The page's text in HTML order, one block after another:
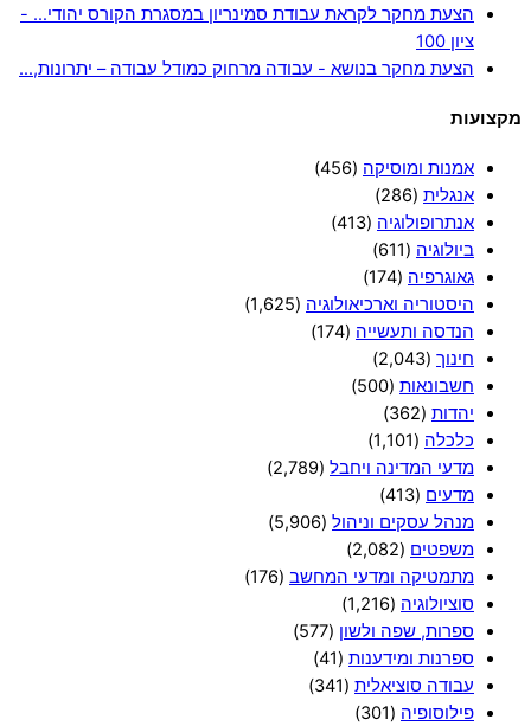
הצעת מחקר לקראת עבודת סמינריון במסגרת הקורס יהודי… -
ציון 100
הצעת מחקר בנושא - עבודה מרחוק כמודל עבודה – יתרונות,…
מקצועות
אמנות ומוסיקה (456)
אנגלית (286)
אנתרופולוגיה (413)
ביולוגיה (611)
גאוגרפיה (174)
היסטוריה וארכיאולוגיה (1,625)
הנדסה ותעשייה (174)
חינוך (2,043)
חשבונאות (500)
יהדות (362)
כלכלה (1,101)
מדעי המדינה ויחבל (2,789)
מדעים (413)
מנהל עסקים וניהול (5,906)
משפטים (2,082)
מתמטיקה ומדעי המחשב (176)
סוציולוגיה (1,216)
ספרות, שפה ולשון (577)
ספרנות ומידענות (41)
עבודה סוציאלית (341)
פילוסופיה (301)